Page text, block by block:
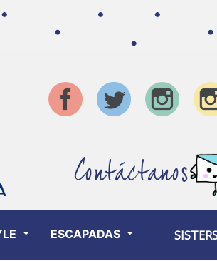
Contáctanos
ESCAPADAS